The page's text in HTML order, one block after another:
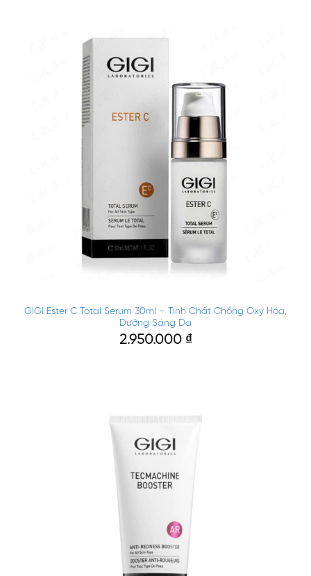
GIGI Ester C Total Serum 30ml – Tinh Chất Chống Oxy Hóa,
Dưỡng Sáng Da
2.950.000 ₫